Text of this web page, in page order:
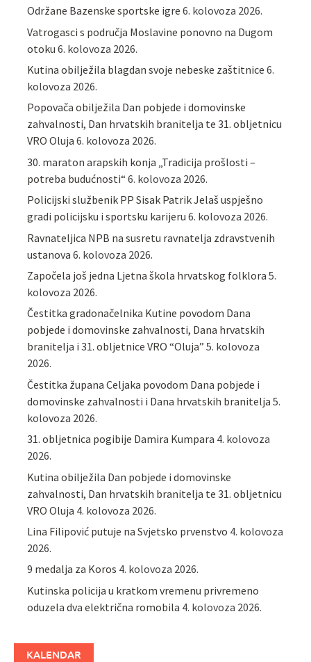
Održane Bazenske sportske igre 6. kolovoza 2026.
Vatrogasci s područja Moslavine ponovno na Dugom
otoku 6. kolovoza 2026.
Kutina obilježila blagdan svoje nebeske zaštitnice 6.
kolovoza 2026.
Popovača obilježila Dan pobjede i domovinske
zahvalnosti, Dan hrvatskih branitelja te 31. obljetnicu
VRO Oluja 6. kolovoza 2026.
30. maraton arapskih konja „Tradicija prošlosti –
potreba budućnosti“ 6. kolovoza 2026.
Policijski službenik PP Sisak Patrik Jelaš uspješno
gradi policijsku i sportsku karijeru 6. kolovoza 2026.
Ravnateljica NPB na susretu ravnatelja zdravstvenih
ustanova 6. kolovoza 2026.
Započela još jedna Ljetna škola hrvatskog folklora 5.
kolovoza 2026.
Čestitka gradonačelnika Kutine povodom Dana
pobjede i domovinske zahvalnosti, Dana hrvatskih
branitelja i 31. obljetnice VRO “Oluja” 5. kolovoza
2026.
Čestitka župana Celjaka povodom Dana pobjede i
domovinske zahvalnosti i Dana hrvatskih branitelja 5.
kolovoza 2026.
31. obljetnica pogibije Damira Kumpara 4. kolovoza
2026.
Kutina obilježila Dan pobjede i domovinske
zahvalnosti, Dan hrvatskih branitelja te 31. obljetnicu
VRO Oluja 4. kolovoza 2026.
Lina Filipović putuje na Svjetsko prvenstvo 4. kolovoza
2026.
9 medalja za Koros 4. kolovoza 2026.
Kutinska policija u kratkom vremenu privremeno
oduzela dva električna romobila 4. kolovoza 2026.
KALENDAR